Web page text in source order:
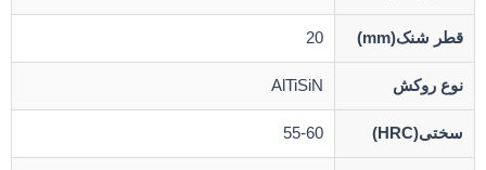
قطر شنک(mm) 20
نوع روکش AlTiSiN
سختی(HRC) 55-60